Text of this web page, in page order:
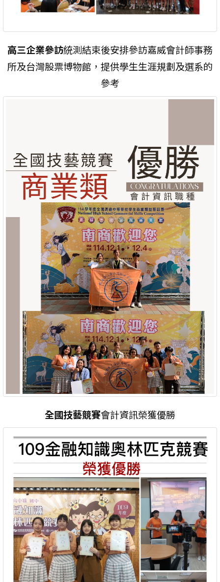
高三企業參訪統測結束後安排參訪嘉威會計師事務
所及台灣股票博物館，提供學生生涯規劃及選系的
參考
全國技藝競賽會計資訊榮獲優勝